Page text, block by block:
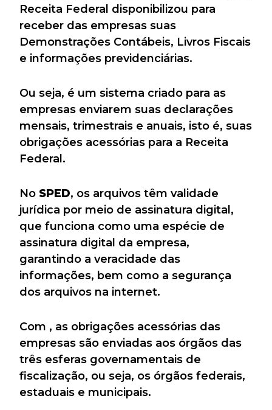
Receita Federal disponibilizou para
receber das empresas suas
Demonstrações Contábeis, Livros Fiscais
e informações previdenciárias.
Ou seja, é um sistema criado para as
empresas enviarem suas declarações
mensais, trimestrais e anuais, isto é, suas
obrigações acessórias para a Receita
Federal.
No SPED, os arquivos têm validade
jurídica por meio de assinatura digital,
que funciona como uma espécie de
assinatura digital da empresa,
garantindo a veracidade das
informações, bem como a segurança
dos arquivos na internet.
Com , as obrigações acessórias das
empresas são enviadas aos órgãos das
três esferas governamentais de
fiscalização, ou seja, os órgãos federais,
estaduais e municipais.